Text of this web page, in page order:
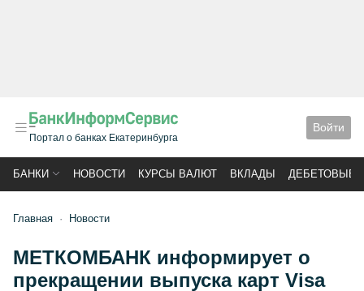
Портал о банках Екатеринбурга
Войти
БАНКИ НОВОСТИ КУРСЫ ВАЛЮТ ВКЛАДЫ ДЕБЕТОВЫЕ
Главная Новости
МЕТКОМБАНК информирует о
прекращении выпуска карт Visa